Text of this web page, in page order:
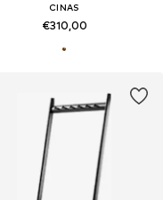
CINAS
€310,00